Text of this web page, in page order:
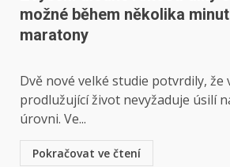
možné během několika
maratony
Dvě nové velké studie potvrdily, že
prodlužující život nevyžaduje úsilí
úrovni. Ve...
Pokračovat ve čtení